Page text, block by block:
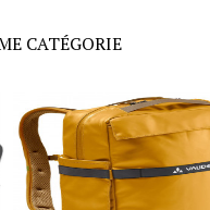
CATÉGORIE